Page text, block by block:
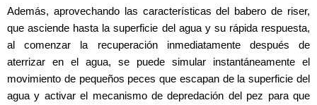
Además, aprovechando las características del babero de riser,
que asciende hasta la superficie del agua y su rápida respuesta,
al comenzar la recuperación inmediatamente después de
aterrizar en el agua, se puede simular instantáneamente el
movimiento de pequeños peces que escapan de la superficie del
agua y activar el mecanismo de depredación del pez para que